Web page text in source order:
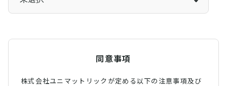
同意事項
株式会社ユニマットリックが定める以下の注意事項及び